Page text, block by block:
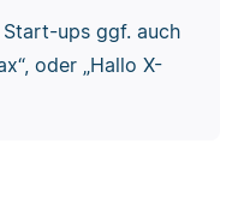
ups ggf. auch
oder „Hallo X-